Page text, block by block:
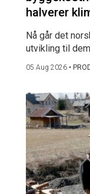
halverer
Nå går det
utvikling til
05 Aug 2026 •